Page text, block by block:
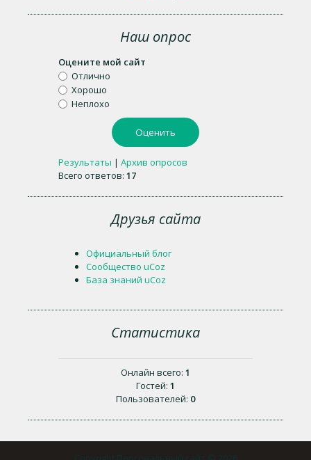
Наш опрос
Оцените мой сайт
Отлично
Хорошо
Неплохо
Результаты | Архив опросов
Всего ответов: 17
Друзья сайта
Официальный блог
Сообщество uCoz
База знаний uCoz
Статистика
Онлайн всего: 1
Гостей: 1
Пользователей: 0